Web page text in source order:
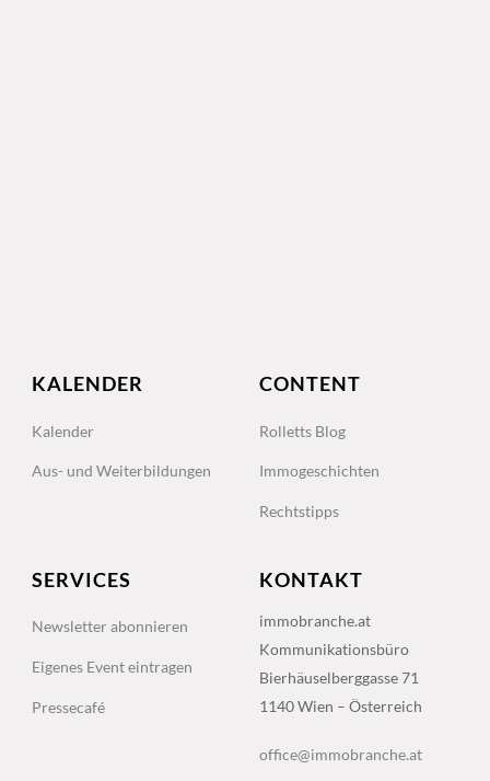
KALENDER
Kalender
Aus- und Weiterbildungen
CONTENT
Rolletts Blog
Immogeschichten
Rechtstipps
SERVICES
Newsletter abonnieren
Eigenes Event eintragen
Pressecafé
KONTAKT
immobranche.at
Kommunikationsbüro
Bierhäuselberggasse 71
1140 Wien – Österreich
office@immobranche.at